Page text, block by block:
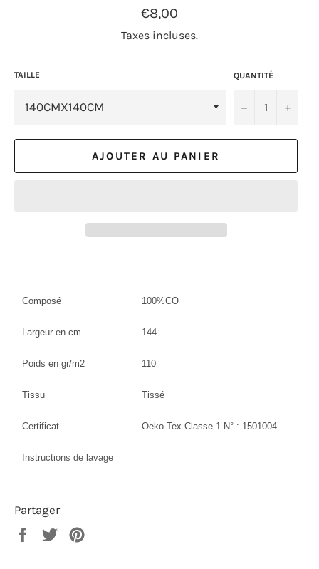
Prix
régulier
€8,00
Taxes incluses.
TAILLE QUANTITÉ
− +
AJOUTER AU PANIER
Composé 100%CO
Largeur en cm 144
Poids en gr/m2 110
Tissu Tissé
Certificat Oeko-Tex Classe 1 N° : 1501004
Instructions de lavage
Partager
PartagerTweeter